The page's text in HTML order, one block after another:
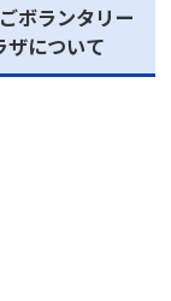
ボランタリー
ザについて